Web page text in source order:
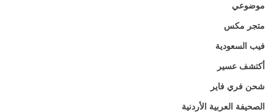
موضوعي
متجر مكس
فيب السعودية
أكتشف عسير
شحن فري فاير
الصحيفة العربية الأردنية